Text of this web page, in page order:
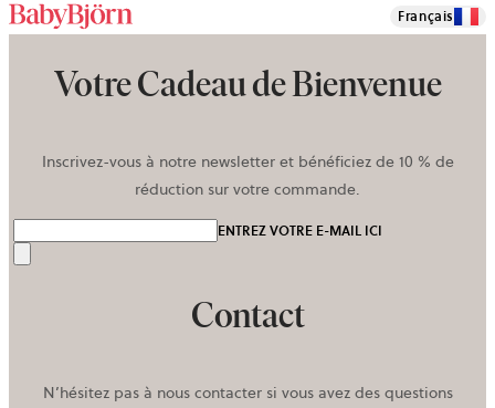
Français
Votre Cadeau de Bienvenue
Inscrivez-vous à notre newsletter et bénéficiez de 10 % de
réduction sur votre commande.
ENTREZ VOTRE E-MAIL ICI
Contact
N’hésitez pas à nous contacter si vous avez des questions